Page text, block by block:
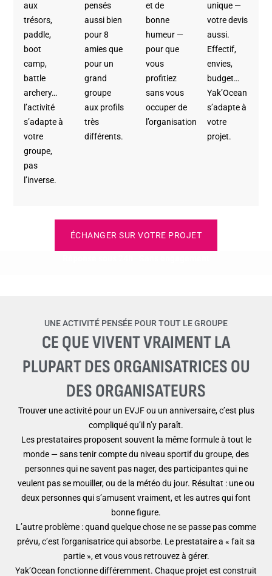
aux
trésors,
paddle,
boot
camp,
battle
archery…
l’activité
s’adapte à
votre
groupe,
pas
l’inverse.
pensés
aussi bien
pour 8
amies que
pour un
grand
groupe
aux profils
très
différents.
et de
bonne
humeur —
pour que
vous
profitiez
sans vous
occuper de
l’organisation.
unique —
votre devis
aussi.
Effectif,
envies,
budget…
Yak’Ocean
s’adapte à
votre
projet.
ÉCHANGER SUR VOTRE PROJET
UNE ACTIVITÉ PENSÉE POUR TOUT LE GROUPE
CE QUE VIVENT VRAIMENT LA
PLUPART DES ORGANISATRICES OU
DES ORGANISATEURS
Trouver une activité pour un EVJF ou un anniversaire, c’est plus
compliqué qu’il n’y paraît.
Les prestataires proposent souvent la même formule à tout le
monde — sans tenir compte du niveau sportif du groupe, des
personnes qui ne savent pas nager, des participantes qui ne
veulent pas se mouiller, ou de la météo du jour. Résultat : une ou
deux personnes qui s’amusent vraiment, et les autres qui font
bonne figure.
L’autre problème : quand quelque chose ne se passe pas comme
prévu, c’est l’organisatrice qui absorbe. Le prestataire a « fait sa
partie », et vous vous retrouvez à gérer.
Yak’Ocean fonctionne différemment. Chaque projet est construit